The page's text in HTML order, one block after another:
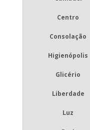
Centro
Consolação
Higienópolis
Glicério
Liberdade
Luz